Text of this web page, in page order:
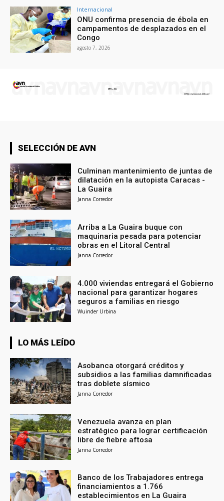
Internacional
ONU confirma presencia de ébola en
campamentos de desplazados en el
Congo
agosto 7, 2026
SELECCIÓN DE AVN
Culminan mantenimiento de juntas de
dilatación en la autopista Caracas -
La Guaira
Janna Corredor
Arriba a La Guaira buque con
maquinaria pesada para potenciar
obras en el Litoral Central
Janna Corredor
4.000 viviendas entregará el Gobierno
nacional para garantizar hogares
seguros a familias en riesgo
Wuinder Urbina
LO MÁS LEÍDO
Asobanca otorgará créditos y
subsidios a las familias damnificadas
tras doblete sísmico
Janna Corredor
Venezuela avanza en plan
estratégico para lograr certificación
libre de fiebre aftosa
Janna Corredor
Banco de los Trabajadores entrega
financiamientos a 1.766
establecimientos en La Guaira